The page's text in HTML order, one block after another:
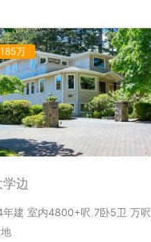
185万
学边
年建 室内4800+呎 7卧5卫 万呎